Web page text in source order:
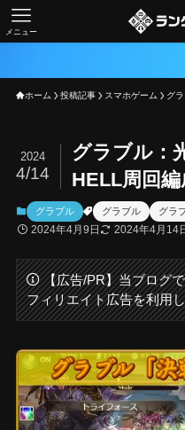
メニュー
2024.5.23 『鳴潮（
ホーム 投稿記事 スマホゲーム グ
グラブル：
HELL周回
2024
4/14
グラブル グラブル グラ
2024年4月9日 2024年4月14
【広告/PR】当ブログ
フィリエイト広告を利用